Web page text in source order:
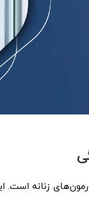
زنانه